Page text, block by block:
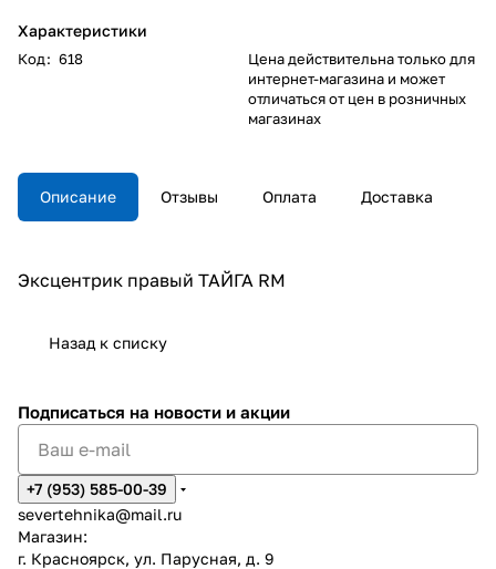
Характеристики
Код: 618
Цена действительна только для
интернет-магазина и может
отличаться от цен в розничных
магазинах
Описание Отзывы Оплата Доставка
Эксцентрик правый ТАЙГА RM
Назад к списку
Подписаться на новости и акции
+7 (953) 585-00-39
severtehnika@mail.ru
Магазин:
г. Красноярск, ул. Парусная, д. 9